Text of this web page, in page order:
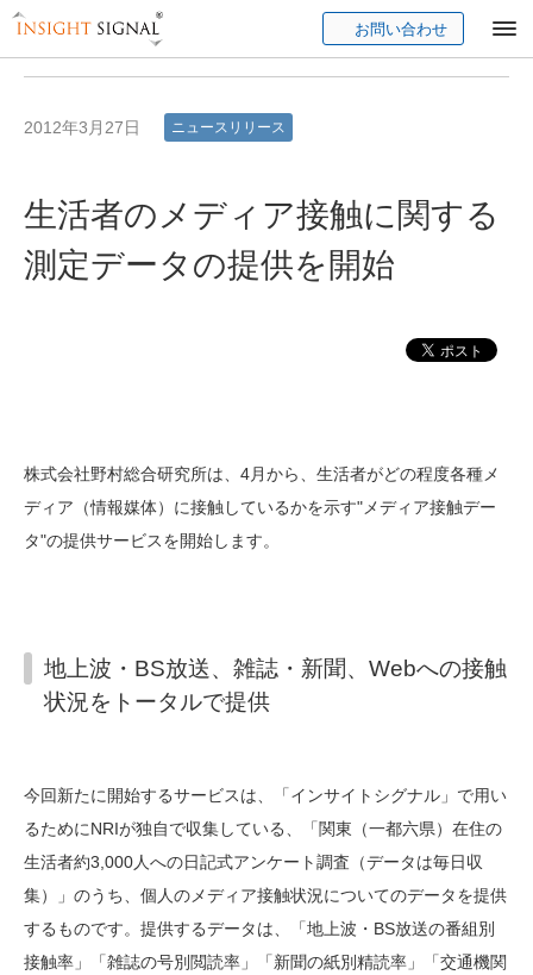
Insight Signal
お問い合わせ
2012年3月27日 ニュースリリース
生活者のメディア接触に関する
測定データの提供を開始
株式会社野村総合研究所は、4月から、生活者がどの程度各種メ
ディア（情報媒体）に接触しているかを示す"メディア接触デー
タ"の提供サービスを開始します。
地上波・BS放送、雑誌・新聞、Webへの接触
状況をトータルで提供
今回新たに開始するサービスは、「インサイトシグナル」で用い
るためにNRIが独自で収集している、「関東（一都六県）在住の
生活者約3,000人への日記式アンケート調査（データは毎日収
集）」のうち、個人のメディア接触状況についてのデータを提供
するものです。提供するデータは、「地上波・BS放送の番組別
接触率」「雑誌の号別閲読率」「新聞の紙別精読率」「交通機関